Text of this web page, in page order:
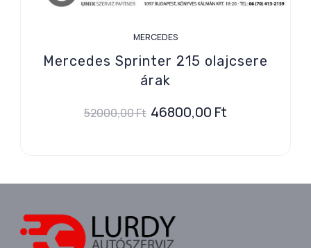
MERCEDES
Mercedes Sprinter 215 olajcsere
árak
52000,00Ft 46800,00 Ft